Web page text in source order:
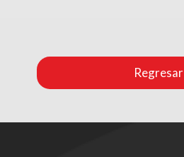
Regresar